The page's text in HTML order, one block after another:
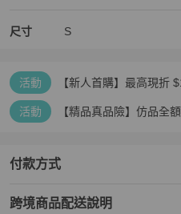
尺寸 S
活動 【新人首購】最高現折
活動 【精品真品險】仿品全
付款方式
跨境商品配送說明